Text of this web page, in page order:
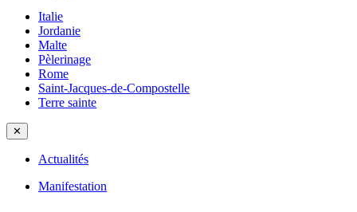
Italie
Jordanie
Malte
Pèlerinage
Rome
Saint-Jacques-de-Compostelle
Terre sainte
✕
Actualités
Manifestation